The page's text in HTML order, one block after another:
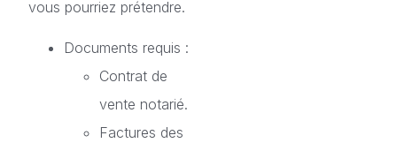
vous pourriez prétendre.
Documents requis :
Contrat de
vente notarié.
Factures des